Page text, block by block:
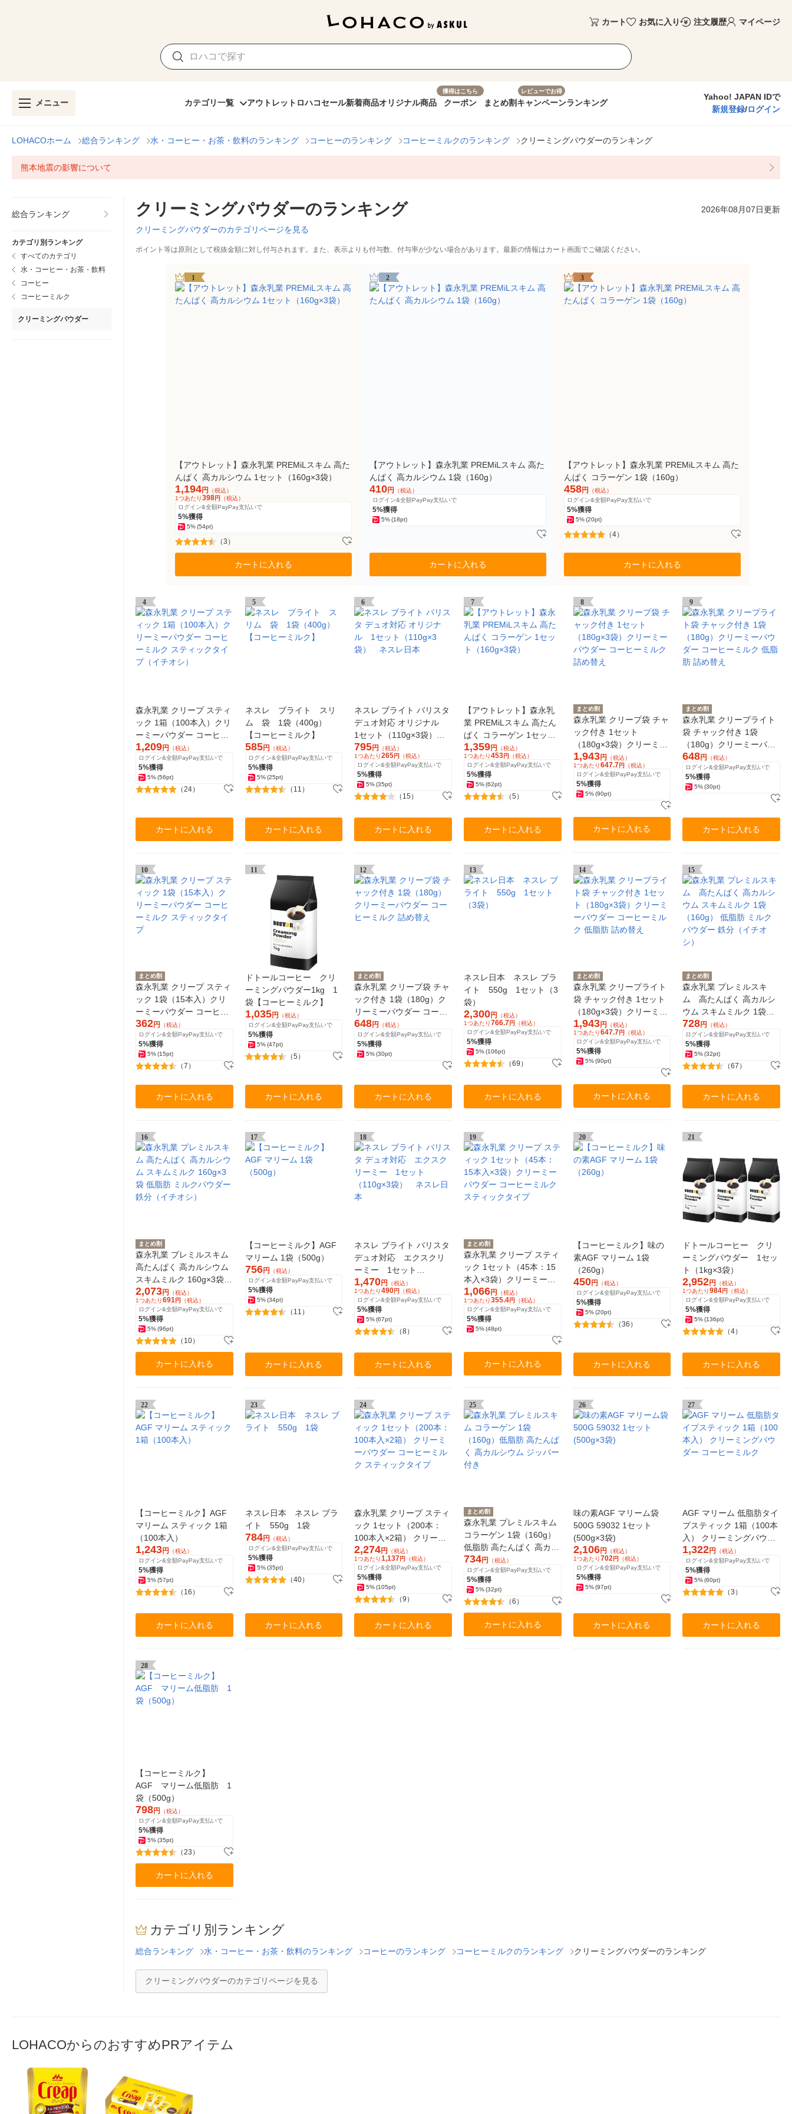
カート お気に入り 注文履歴 マイページ
メニュー カテゴリ一覧 アウトレット ロハコセール新着商品オリジナル商品
獲得はこちら
クーポン まとめ割
レビューでお得
キャンペーンランキング
Yahoo! JAPAN IDで
新規登録/ログイン
LOHACOホーム 総合ランキング 水・コーヒー・お茶・飲料のランキング コーヒーのランキング コーヒーミルクのランキング クリーミングパウダーのランキング
熊本地震の影響について
総合ランキング
カテゴリ別ランキング
すべてのカテゴリ
水・コーヒー・お茶・飲料
コーヒー
コーヒーミルク
クリーミングパウダー
クリーミングパウダーのランキング 2026年08月07日更新
クリーミングパウダーのカテゴリページを見る
ポイント等は原則として税抜金額に対し付与されます。また、表示よりも付与数、付与率が少ない場合があります。最新の情報はカート画面でご確認ください。
1
【アウトレット】森永乳業 PREMiLスキム 高た
んぱく 高カルシウム 1セット（160g×3袋）
1,194円
（税込）
1つあたり398円
（税込）
ログイン&全額PayPay支払いで
5%獲得
5%(54pt)
（3）
カートに入れる
2
【アウトレット】森永乳業 PREMiLスキム 高た
んぱく 高カルシウム 1袋（160g）
410円
（税込）
ログイン&全額PayPay支払いで
5%獲得
5%(18pt)
カートに入れる
3
【アウトレット】森永乳業 PREMiLスキム 高た
んぱく コラーゲン 1袋（160g）
458円
（税込）
ログイン&全額PayPay支払いで
5%獲得
5%(20pt)
（4）
カートに入れる
4
森永乳業 クリープ スティ
ック 1箱（100本入）クリ
ーミーパウダー コーヒー
ミルク スティックタイプ
（イチオシ）
1,209円 （税込）
ログイン&全額PayPay支払いで
5%獲得
5%(56pt)
（24）
カートに入れる
5
ネスレ ブライト スリ
ム 袋 1袋（400g）
【コーヒーミルク】
585円 （税込）
ログイン&全額PayPay支払いで
5%獲得
5% (25pt)
（11）
カートに入れる
6
ネスレ ブライト バリスタ
デュオ対応 オリジナル
1セット（110g×3袋）
ネスレ日本
795円
（税込）
1つあたり265円
（税込）
ログイン&全額PayPay支払いで
5%獲得
5% (35pt)
（15）
カートに入れる
7
【アウトレット】森永乳
業 PREMiLスキム 高たん
ぱく コラーゲン 1セット
（160g×3袋）
1,359円 （税込）
1つあたり453円 （税込）
ログイン&全額PayPay支払いで
5%獲得
5%(62pt)
（5）
カートに入れる
8
まとめ割
森永乳業 クリープ袋 チャ
ック付き 1セット
（180g×3袋）クリーミー
パウダー コーヒーミルク
詰め替え
1,943円 （税込）
1つあたり647.7 円 （税込）
ログイン&全額PayPay支払いで
5%獲得
5% (90pt)
カートに入れる
9
まとめ割
森永乳業 クリープライト
袋 チャック付き 1袋
（180g）クリーミーパウ
ダー コーヒーミルク 低脂
肪 詰め替え
648円
（税込）
ログイン&全額PayPay支払いで
5%獲得
5% (30pt)
カートに入れる
10
まとめ割
森永乳業 クリープ スティ
ック 1袋（15本入）クリ
ーミーパウダー コーヒー
ミルク スティックタイプ
362円
（税込）
ログイン&全額PayPay支払いで
5%獲得
5%(15pt)
（7）
カートに入れる
11
ドトールコーヒー クリ
ーミングパウダー1kg 1
袋【コーヒーミルク】
1,035円
（税込）
ログイン&全額PayPay支払いで
5%獲得
5% (47pt)
（5）
カートに入れる
12
まとめ割
森永乳業 クリープ袋 チャ
ック付き 1袋（180g）ク
リーミーパウダー コーヒ
ーミルク 詰め替え
648円
（税込）
ログイン&全額PayPay支払いで
5%獲得
5% (30pt)
カートに入れる
13
ネスレ日本 ネスレ ブラ
イト 550g 1セット（3
袋）
2,300円
（税込）
1つあたり766.7円 （税込）
ログイン&全額PayPay支払いで
5%獲得
5%(106pt)
（69）
カートに入れる
14
まとめ割
森永乳業 クリープライト
袋 チャック付き 1セット
（180g×3袋）クリーミー
パウダー コーヒーミルク
低脂肪 詰め替え
1,943円
（税込）
1つあたり647.7 円 （税込）
ログイン&全額PayPay支払いで
5%獲得
5% (90pt)
カートに入れる
15
まとめ割
森永乳業 プレミルスキ
ム 高たんぱく 高カルシ
ウム スキムミルク 1袋
（160g） 低脂肪 ミルク
パウダー 鉄分（イチオ
シ）
728円
（税込）
ログイン&全額PayPay支払いで
5%獲得
5% (32pt)
（67）
カートに入れる
16
まとめ割
森永乳業 プレミルスキム
高たんぱく 高カルシウム
スキムミルク 160g×3袋
低脂肪 ミルクパウダー 鉄
分（イチオシ）
2,073円
（税込）
1つあたり691円 （税込）
ログイン&全額PayPay支払いで
5%獲得
5%(96pt)
（10）
カートに入れる
17
【コーヒーミルク】AGF
マリーム 1袋（500g）
756円
（税込）
ログイン&全額PayPay支払いで
5%獲得
5% (34pt)
（11）
カートに入れる
18
ネスレ ブライト バリスタ
デュオ対応 エクスクリ
ーミー 1セット
（110g×3袋） ネスレ日
本
1,470円
（税込）
1つあたり490円
（税込）
ログイン&全額PayPay支払いで
5%獲得
5% (67pt)
（8）
カートに入れる
19
まとめ割
森永乳業 クリープ スティ
ック 1セット（45本：15
本入×3袋）クリーミーパ
ウダー コーヒーミルク ス
ティックタイプ
1,066円
（税込）
1つあたり355.4円 （税込）
ログイン&全額PayPay支払いで
5%獲得
5%(48pt)
カートに入れる
20
【コーヒーミルク】味の
素AGF マリーム 1袋
（260g）
450円
（税込）
ログイン&全額PayPay支払いで
5%獲得
5% (20pt)
（36）
カートに入れる
21
ドトールコーヒー クリ
ーミングパウダー 1セッ
ト（1kg×3袋）
2,952円
（税込）
1つあたり984円
（税込）
ログイン&全額PayPay支払いで
5%獲得
5% (136pt)
（4）
カートに入れる
22
【コーヒーミルク】AGF
マリーム スティック 1箱
（100本入）
1,243円 （税込）
ログイン&全額PayPay支払いで
5%獲得
5%(57pt)
（16）
カートに入れる
23
ネスレ日本 ネスレ ブラ
イト 550g 1袋
784円 （税込）
ログイン&全額PayPay支払いで
5%獲得
5% (35pt)
（40）
カートに入れる
24
森永乳業 クリープ スティ
ック 1セット（200本：
100本入×2箱） クリーミ
ーパウダー コーヒーミル
ク スティックタイプ
2,274円
（税込）
1つあたり1,137円
（税込）
ログイン&全額PayPay支払いで
5%獲得
5% (105pt)
（9）
カートに入れる
25
まとめ割
森永乳業 プレミルスキム
コラーゲン 1袋（160g）
低脂肪 高たんぱく 高カル
シウム ジッパー付き
734円 （税込）
ログイン&全額PayPay支払いで
5%獲得
5%(32pt)
（6）
カートに入れる
26
味の素AGF マリーム袋
500G 59032 1セット
(500g×3袋)
2,106円 （税込）
1つあたり702 円 （税込）
ログイン&全額PayPay支払いで
5%獲得
5% (97pt)
カートに入れる
27
AGF マリーム 低脂肪タイ
プスティック 1箱（100本
入） クリーミングパウダ
ー コーヒーミルク
1,322円
（税込）
ログイン&全額PayPay支払いで
5%獲得
5% (60pt)
（3）
カートに入れる
28
【コーヒーミルク】
AGF マリーム低脂肪 1
袋（500g）
798円
（税込）
ログイン&全額PayPay支払いで
5%獲得
5%(35pt)
（23）
カートに入れる
カテゴリ別ランキング
総合ランキング 水・コーヒー・お茶・飲料のランキング コーヒーのランキング コーヒーミルクのランキング クリーミングパウダーのランキング
クリーミングパウダーのカテゴリページを見る
LOHACOからのおすすめPRアイテム